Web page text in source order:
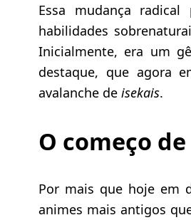
Essa mudança
habilidades
Inicialmente, era um
destaque, que agora
avalanche de isekais.
O começo
Por mais que hoje em
animes mais antigos